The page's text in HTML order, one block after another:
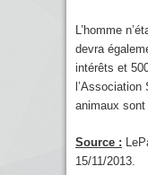
L’homme
devra
intérêts et
animaux
Source :
15/11/2013.